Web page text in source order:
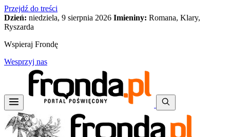
Przejdź do treści
Dzień: niedziela, 9 sierpnia 2026 Imieniny: Romana, Klary,
Ryszarda
Wspieraj Frondę
Wesprzyj nas